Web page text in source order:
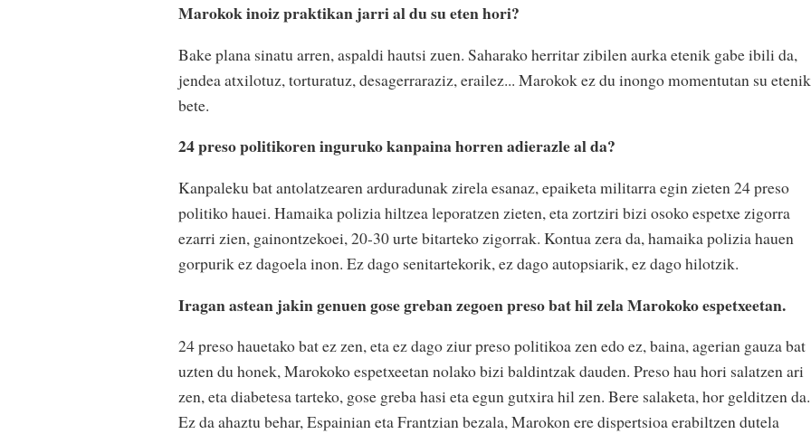
Marokok inoiz praktikan jarri al du su eten hori?
Bake plana sinatu arren, aspaldi hautsi zuen. Saharako herritar zibilen aurka etenik gabe ibili da,
jendea atxilotuz, torturatuz, desagerraraziz, erailez... Marokok ez du inongo momentutan su etenik
bete.
24 preso politikoren inguruko kanpaina horren adierazle al da?
Kanpaleku bat antolatzearen arduradunak zirela esanaz, epaiketa militarra egin zieten 24 preso
politiko hauei. Hamaika polizia hiltzea leporatzen zieten, eta zortziri bizi osoko espetxe zigorra
ezarri zien, gainontzekoei, 20-30 urte bitarteko zigorrak. Kontua zera da, hamaika polizia hauen
gorpurik ez dagoela inon. Ez dago senitartekorik, ez dago autopsiarik, ez dago hilotzik.
Iragan astean jakin genuen gose greban zegoen preso bat hil zela Marokoko espetxeetan.
24 preso hauetako bat ez zen, eta ez dago ziur preso politikoa zen edo ez, baina, agerian gauza bat
uzten du honek, Marokoko espetxeetan nolako bizi baldintzak dauden. Preso hau hori salatzen ari
zen, eta diabetesa tarteko, gose greba hasi eta egun gutxira hil zen. Bere salaketa, hor gelditzen da.
Ez da ahaztu behar, Espainian eta Frantzian bezala, Marokon ere dispertsioa erabiltzen dutela